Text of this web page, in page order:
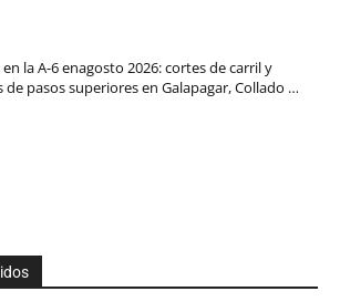
la A-6 enagosto 2026: cortes de carril y
de pasos superiores en Galapagar, Collado …